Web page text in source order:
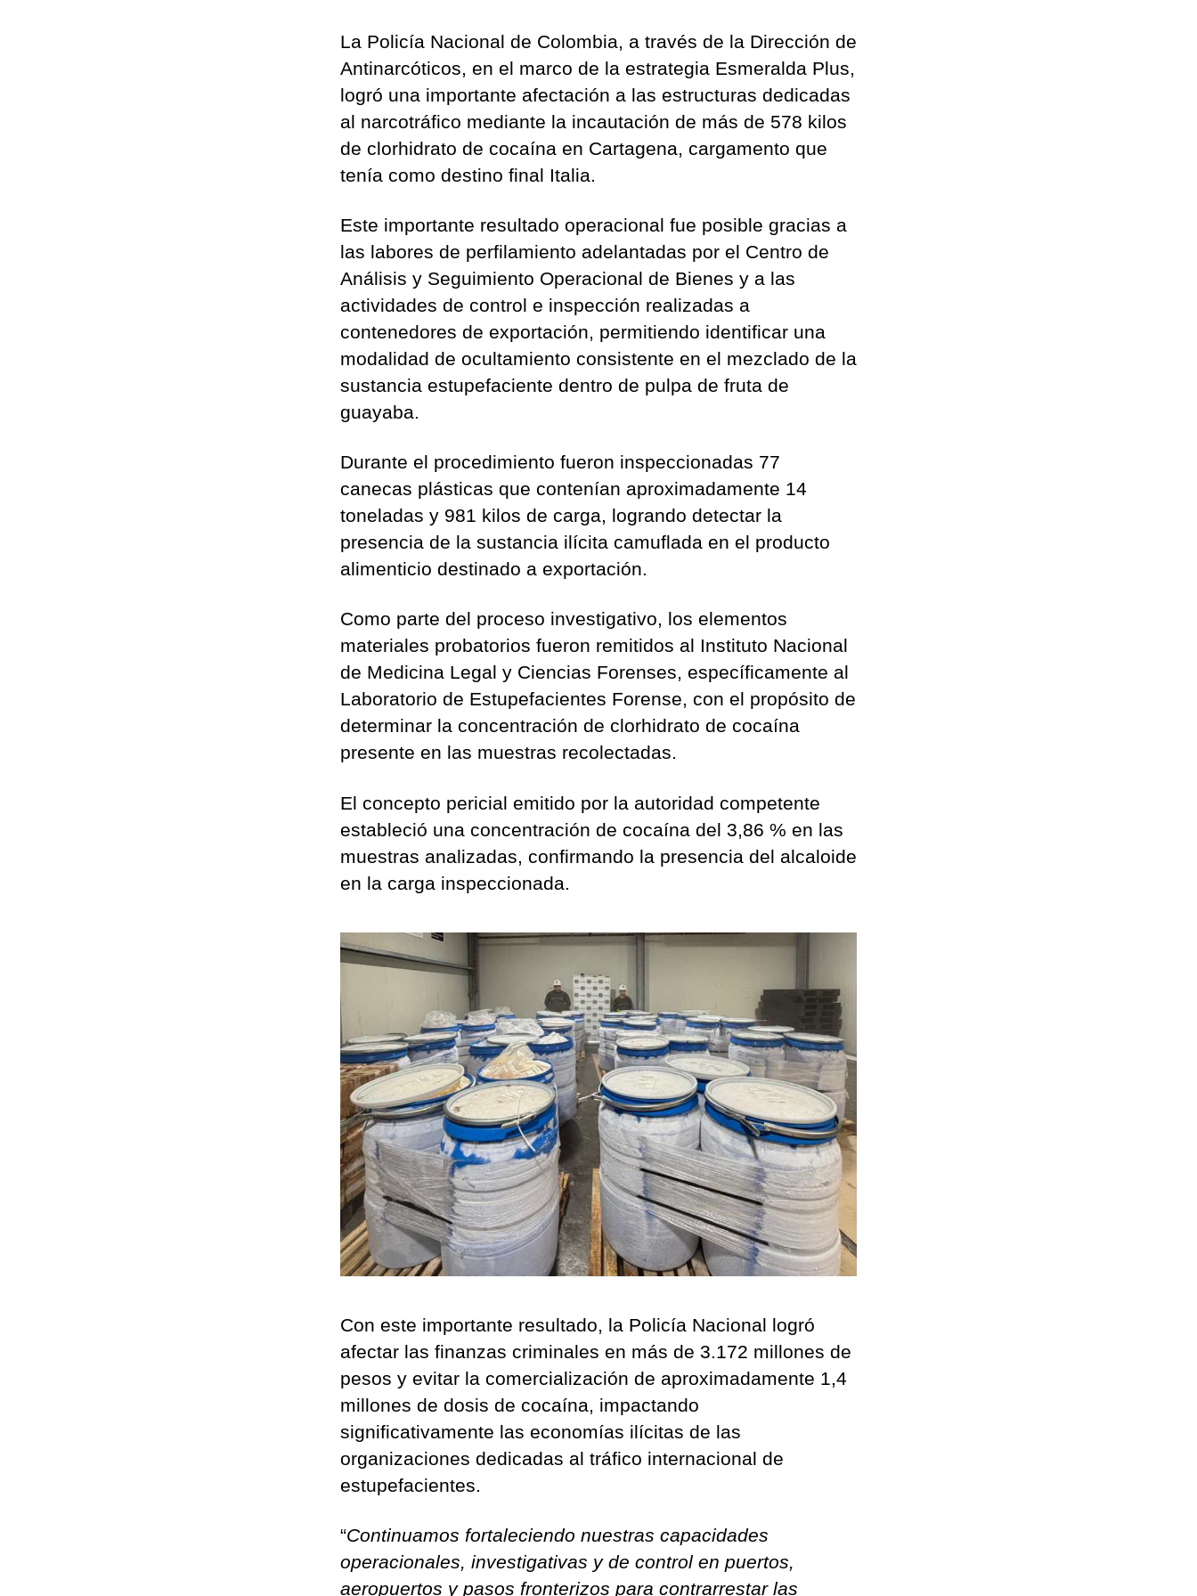
La Policía Nacional de Colombia, a través de la Dirección de
Antinarcóticos, en el marco de la estrategia Esmeralda Plus,
logró una importante afectación a las estructuras dedicadas
al narcotráfico mediante la incautación de más de 578 kilos
de clorhidrato de cocaína en Cartagena, cargamento que
tenía como destino final Italia.
Este importante resultado operacional fue posible gracias a
las labores de perfilamiento adelantadas por el Centro de
Análisis y Seguimiento Operacional de Bienes y a las
actividades de control e inspección realizadas a
contenedores de exportación, permitiendo identificar una
modalidad de ocultamiento consistente en el mezclado de la
sustancia estupefaciente dentro de pulpa de fruta de
guayaba.
Durante el procedimiento fueron inspeccionadas 77
canecas plásticas que contenían aproximadamente 14
toneladas y 981 kilos de carga, logrando detectar la
presencia de la sustancia ilícita camuflada en el producto
alimenticio destinado a exportación.
Como parte del proceso investigativo, los elementos
materiales probatorios fueron remitidos al Instituto Nacional
de Medicina Legal y Ciencias Forenses, específicamente al
Laboratorio de Estupefacientes Forense, con el propósito de
determinar la concentración de clorhidrato de cocaína
presente en las muestras recolectadas.
El concepto pericial emitido por la autoridad competente
estableció una concentración de cocaína del 3,86 % en las
muestras analizadas, confirmando la presencia del alcaloide
en la carga inspeccionada.
Con este importante resultado, la Policía Nacional logró
afectar las finanzas criminales en más de 3.172 millones de
pesos y evitar la comercialización de aproximadamente 1,4
millones de dosis de cocaína, impactando
significativamente las economías ilícitas de las
organizaciones dedicadas al tráfico internacional de
estupefacientes.
“Continuamos fortaleciendo nuestras capacidades
operacionales, investigativas y de control en puertos,
aeropuertos y pasos fronterizos para contrarrestar las